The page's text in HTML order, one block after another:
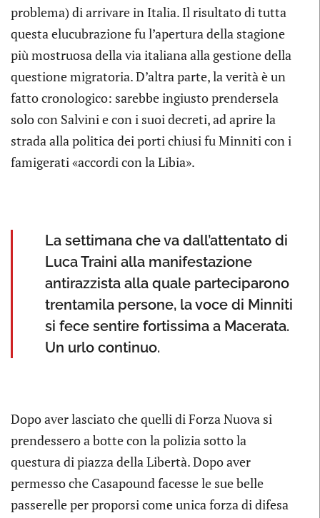
problema) di arrivare in Italia. Il risultato di tutta
questa elucubrazione fu l’apertura della stagione
più mostruosa della via italiana alla gestione della
questione migratoria. D’altra parte, la verità è un
fatto cronologico: sarebbe ingiusto prendersela
solo con Salvini e con i suoi decreti, ad aprire la
strada alla politica dei porti chiusi fu Minniti con i
famigerati «accordi con la Libia».
La settimana che va dall’attentato di
Luca Traini alla manifestazione
antirazzista alla quale parteciparono
trentamila persone, la voce di Minniti
si fece sentire fortissima a Macerata.
Un urlo continuo.
Dopo aver lasciato che quelli di Forza Nuova si
prendessero a botte con la polizia sotto la
questura di piazza della Libertà. Dopo aver
permesso che Casapound facesse le sue belle
passerelle per proporsi come unica forza di difesa